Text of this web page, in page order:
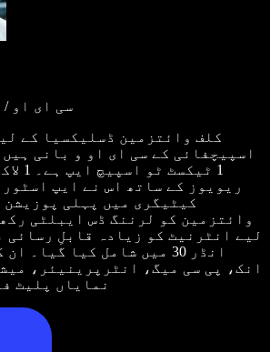
سی ای او
کلف وائتزمین ڈسلیکسیا کے
اسپیچفائی کے سی ای او و بانی
ریویوز کے ساتھ اس نے ایپ
وائتزمین کو لرننگ ڈس ایبلٹی
انڈر 30 میں شامل کیا
انک، پی سی میگ، انٹرپرینیئر،
نمایاں پلیٹ